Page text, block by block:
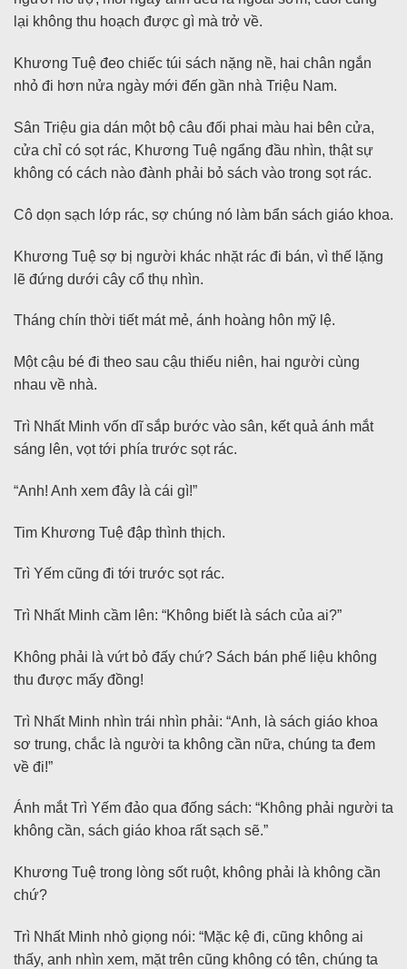
lại không thu hoạch được gì mà trở về.
Khương Tuệ đeo chiếc túi sách nặng nề, hai chân ngắn
nhỏ đi hơn nửa ngày mới đến gần nhà Triệu Nam.
Sân Triệu gia dán một bộ câu đối phai màu hai bên cửa,
cửa chỉ có sọt rác, Khương Tuệ ngẩng đầu nhìn, thật sự
không có cách nào đành phải bỏ sách vào trong sọt rác.
Cô dọn sạch lớp rác, sợ chúng nó làm bẩn sách giáo khoa.
Khương Tuệ sợ bị người khác nhặt rác đi bán, vì thế lặng
lẽ đứng dưới cây cổ thụ nhìn.
Tháng chín thời tiết mát mẻ, ánh hoàng hôn mỹ lệ.
Một cậu bé đi theo sau cậu thiếu niên, hai người cùng
nhau về nhà.
Trì Nhất Minh vốn dĩ sắp bước vào sân, kết quả ánh mắt
sáng lên, vọt tới phía trước sọt rác.
“Anh! Anh xem đây là cái gì!”
Tim Khương Tuệ đập thình thịch.
Trì Yếm cũng đi tới trước sọt rác.
Trì Nhất Minh cầm lên: “Không biết là sách của ai?”
Không phải là vứt bỏ đấy chứ? Sách bán phế liệu không
thu được mấy đồng!
Trì Nhất Minh nhìn trái nhìn phải: “Anh, là sách giáo khoa
sơ trung, chắc là người ta không cần nữa, chúng ta đem
về đi!”
Ánh mắt Trì Yếm đảo qua đống sách: “Không phải người ta
không cần, sách giáo khoa rất sạch sẽ.”
Khương Tuệ trong lòng sốt ruột, không phải là không cần
chứ?
Trì Nhất Minh nhỏ giọng nói: “Mặc kệ đi, cũng không ai
thấy, anh nhìn xem, mặt trên cũng không có tên, chúng ta